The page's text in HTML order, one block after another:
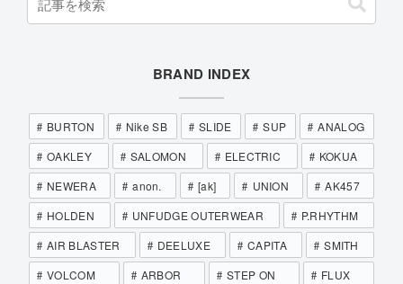
BRAND INDEX
BURTON Nike SB SLIDE SUP
ANALOG
OAKLEY
SALOMON ELECTRIC
KOKUA
NEWERA
anon. [ak] UNION
AK457
HOLDEN
UNFUDGE OUTERWEAR
P.RHYTHM
AIR BLASTER
DEELUXE CAPITA
SMITH
VOLCOM
ARBOR STEP ON
FLUX